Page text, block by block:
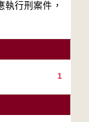
行刑案件，
1